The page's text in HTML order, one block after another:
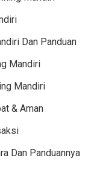
Dan Panduan
Mandiri
Mandiri
& Aman
Dan Panduannya